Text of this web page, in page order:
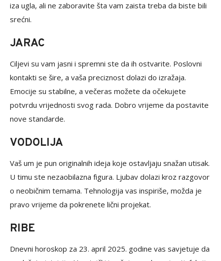
iza ugla, ali ne zaboravite šta vam zaista treba da biste bili
srećni.
JARAC
Ciljevi su vam jasni i spremni ste da ih ostvarite. Poslovni
kontakti se šire, a vaša preciznost dolazi do izražaja.
Emocije su stabilne, a večeras možete da očekujete
potvrdu vrijednosti svog rada. Dobro vrijeme da postavite
nove standarde.
VODOLIJA
Vaš um je pun originalnih ideja koje ostavljaju snažan utisak.
U timu ste nezaobilazna figura. Ljubav dolazi kroz razgovor
o neobičnim temama. Tehnologija vas inspiriše, možda je
pravo vrijeme da pokrenete lični projekat.
RIBE
Dnevni horoskop za 23. april 2025. godine vas savjetuje da